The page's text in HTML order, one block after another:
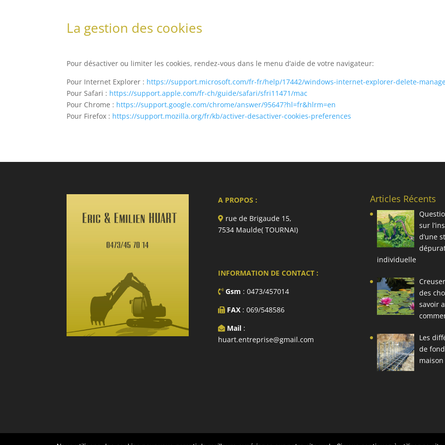
La gestion des cookies
Pour désactiver ou limiter les cookies, rendez-vous dans le menu d’aide de votre navigateur:
Pour Internet Explorer : https://support.microsoft.com/fr-fr/help/17442/windows-internet-explorer-delete-
Pour Safari : https://support.apple.com/fr-ch/guide/safari/sfri11471/mac
Pour Chrome : https://support.google.com/chrome/answer/95647?hl=fr&hlrm=en
Pour Firefox : https://support.mozilla.org/fr/kb/activer-desactiver-cookies-preferences
A PROPOS :
rue de Brigaude 15,
7534 Maulde( TOURNAI)
INFORMATION DE CONTACT :
Gsm : 0473/457014
FAX : 069/548586
Mail :
huart.entreprise@gmail.com
Articles Récents
sur
d’une
individuelle
des
savoir
Les
de
maison